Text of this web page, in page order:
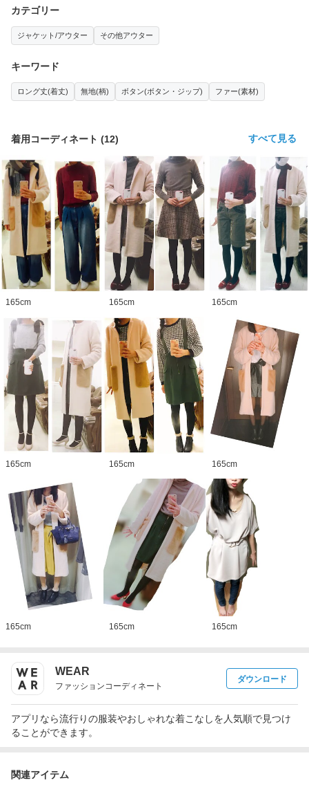
カテゴリー
ジャケット/アウター その他アウター
キーワード
ロング丈(着丈) 無地(柄) ボタン(ボタン・ジップ) ファー(素材)
着用コーディネート (12) すべて見る
165cm 165cm 165cm
165cm 165cm 165cm
165cm 165cm 165cm
WEAR
ファッションコーディネート
ダウンロード
アプリなら流行りの服装やおしゃれな着こなしを人気順で見つけ
ることができます。
関連アイテム